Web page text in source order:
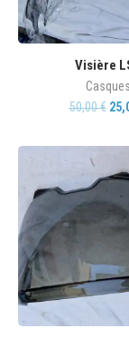
Visière
Casques
50,00€